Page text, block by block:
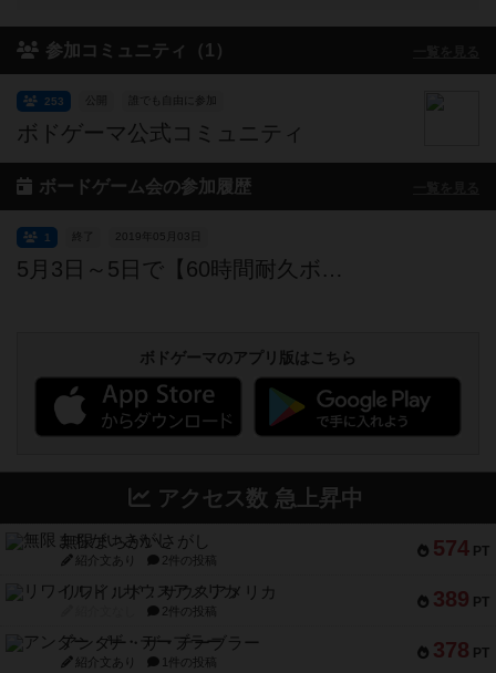
参加コミュニティ（1）
ボドゲーマ公式コミュニティ
公開 誰でも自由に参加
253
ボードゲーム会の参加履歴
5月3日～5日で【60時間耐久ボードゲーム会！】※仮眠室あります。
終了 2019年05月03日
1
ボドゲーマのアプリ版はこちら
アクセス数 急上昇中
574 PT
無限まちがいさがし
紹介文あり 2件の投稿
389 PT
リワイルド：サウスアメリカ
2件の投稿
378 PT
アンダー・ザ・テーブラー
紹介文あり 1件の投稿